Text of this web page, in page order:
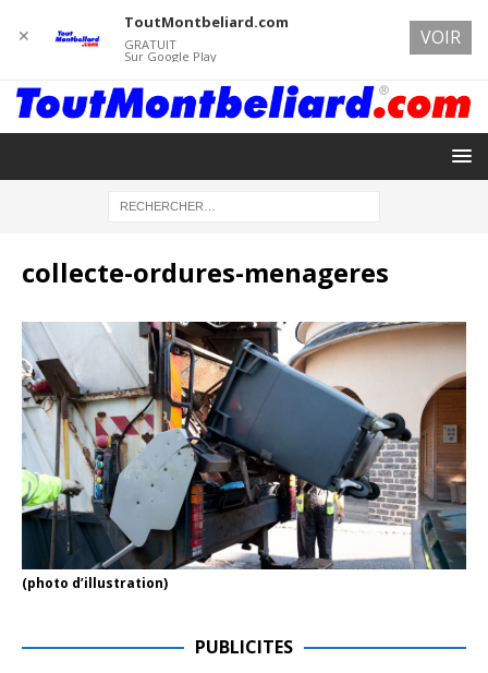
collecte-ordures-menageres
(photo d’illustration)
PUBLICITES
✕
ToutMontbeliard.com
GRATUIT
Sur Google Play
VOIR